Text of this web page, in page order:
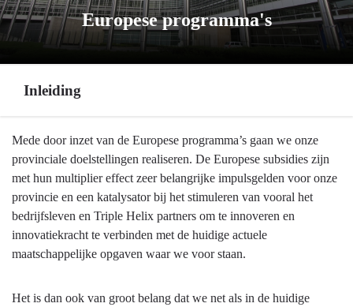
Europese programma's
Inleiding
Terug
naar
navigatie
Europese
programma's
Mede door inzet van de Europese programma’s gaan we onze
provinciale doelstellingen realiseren. De Europese subsidies zijn
met hun multiplier effect zeer belangrijke impulsgelden voor onze
provincie en een katalysator bij het stimuleren van vooral het
bedrijfsleven en Triple Helix partners om te innoveren en
innovatiekracht te verbinden met de huidige actuele
maatschappelijke opgaven waar we voor staan.
Het is dan ook van groot belang dat we net als in de huidige